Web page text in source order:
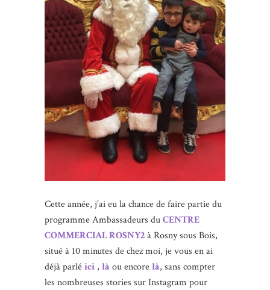
Cette année, j’ai eu la chance de faire partie du
programme Ambassadeurs duCENTRE
COMMERCIAL ROSNY2à Rosny sous Bois,
situé à 10 minutes de chez moi, je vous en ai
déjà parléici , là ou encorelà, sans compter
les nombreuses stories sur Instagram pour